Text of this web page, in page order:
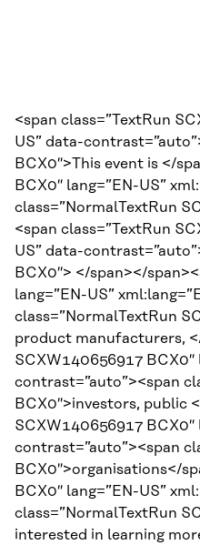
<span class=”TextRun
US” data-
BCX0″>This event is </
BCX0″ lang=”EN-US”
class=”NormalTextRun
<span class=”TextRun
US” data-
BCX0″> </span></
lang=”EN-US”
class=”NormalTextRun
product manufacturers,
SCXW140656917 BCX0″
contrast=”auto”><span
BCX0″>investors, public
SCXW140656917 BCX0″
contrast=”auto”><span
BCX0″>organisations</
BCX0″ lang=”EN-US”
class=”NormalTextRun
interested in learning